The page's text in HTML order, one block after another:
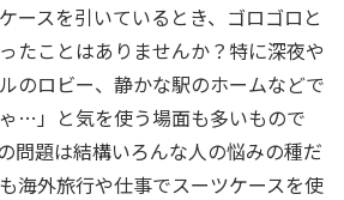
ースを引いているとき、ゴロゴロと
たことはありませんか？特に深夜や
のロビー、静かな駅のホームなどで
…」と気を使う場面も多いもので
問題は結構いろんな人の悩みの種だ
海外旅行や仕事でスーツケースを使